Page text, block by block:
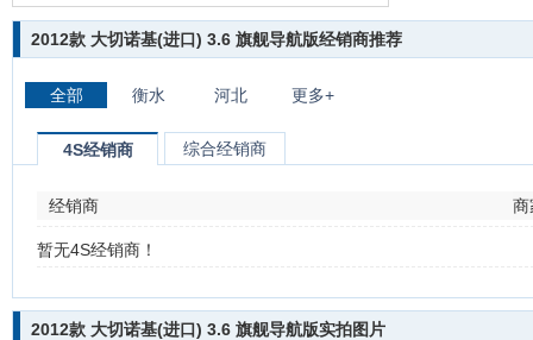
2012款 大切诺基(进口) 3.6 旗舰导航版经销商推荐
全部 衡水 河北 更多+
4S经销商 综合经销商
经销商 商
暂无4S经销商！
2012款 大切诺基(进口) 3.6 旗舰导航版实拍图片